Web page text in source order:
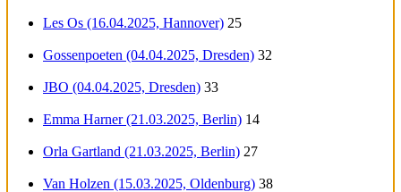
Les Os (16.04.2025, Hannover) 25
Gossenpoeten (04.04.2025, Dresden) 32
JBO (04.04.2025, Dresden) 33
Emma Harner (21.03.2025, Berlin) 14
Orla Gartland (21.03.2025, Berlin) 27
Van Holzen (15.03.2025, Oldenburg) 38